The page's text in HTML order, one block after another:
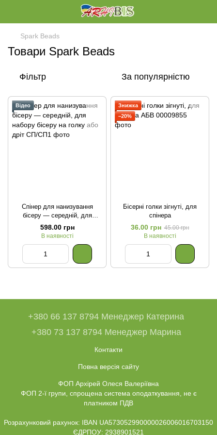
Spark Beads
Товари Spark Beads
Фільтр За популярністю
Відео
Спінер для нанизування
бісеру — середній, для
набору бісеру на голку або
дріт
598.00 грн
В наявності
Знижка
−20%
Бісерні голки зігнуті, для
спінера
36.00 грн 45.00 грн
В наявності
+380 66 137 8794 Менеджер Катерина
+380 73 137 8794 Менеджер Марина
Контакти
Повна версія сайту
ФОП Архірей Олеся Валеріївна
ФОП 2-ї групи, спрощена система оподаткування, не є
платником ПДВ
Розрахунковий рахунок: IBAN UA573052990000026006016703150
ЄДРПОУ: 2938901521